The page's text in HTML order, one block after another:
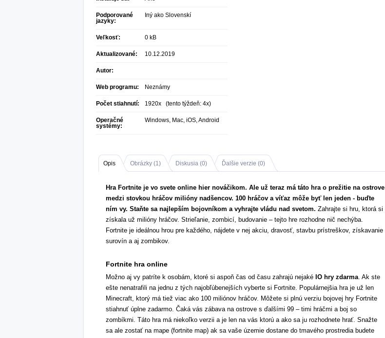
Podporované
jazyky:
Iný ako Slovenskí
Veľkosť: 0 kB
Aktualizované: 10.12.2019
Autor:
Web programu: Neznámy
Počet stiahnutí: 1920x (tento týždeň: 4x)
Operačné
systémy:
Windows, Mac, iOS, Android
Opis Obrázky (1) Diskusia (0) Ďalšie verzie (0)
Hra Fortnite je vo svete online hier nováčikom. Ale už teraz má táto hra o prežitie na ostrove
medzi stovkou hráčov milióny nadšencov. 100 hráčov a víťaz môže byť len jeden - buďte
ním vy. Staňte sa najlepším bojovníkom a vyhrajte vládu nad svetom. Zahrajte si hru, ktorá si
získala už milióny hráčov. Strieľanie, zombicí, budovanie – tejto hre rozhodne nič nechýba.
Fortnite je ideálnou hrou pre každého, nájdete v nej akciu, dravosť, stavbu prístreškov, získavanie
surovín a aj zombikov.
Fortnite hra online
Možno aj vy patríte k osobám, ktoré si aspoň čas od času zahrajú nejaké IO hry zdarma. Ak ste
ešte nenatrafili na jednu z tých najobľúbenejších vyberte si Fortnite. Populárnejšia hra je už len
Minecraft, ktorý má tiež viac ako 100 miliónov hráčov. Môžete si plnú verziu bojovej hry Fortnite
stiahnuť úplne zadarmo. Čaká vás zábava na ostrove s ďalšími 99 – timi hráčmi a boj so
zombíkmi. Táto hra má niekoľko verzii a je len na vás ktorú a ako sa ju rozhodnete hrať. Snažte
sa ale zostať na mape (fortnite map) ak sa vaše územie dostane do tmavého prostredia budete